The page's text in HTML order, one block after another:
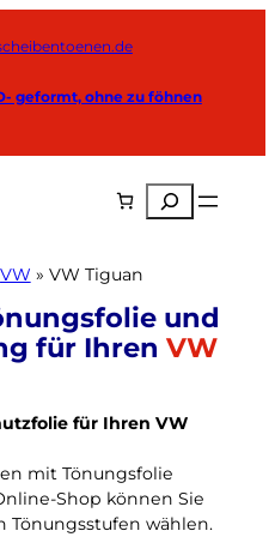
geformt, ohne zu föhnen
Suchen
VW » VW Tiguan
VW
für Ihren VW
mit Tönungsfolie
Shop können Sie
Tönungsstufen wählen.